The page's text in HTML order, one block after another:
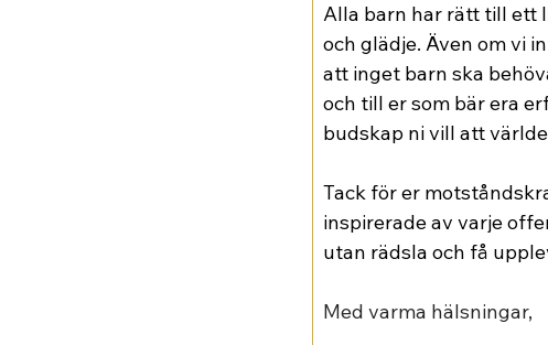
Alla barn har rätt till ett
och glädje. Även om vi
att inget barn ska
och till er som bär era
budskap ni vill att
Tack för er
inspirerade av varje
utan rädsla och få
Med varma hälsningar,